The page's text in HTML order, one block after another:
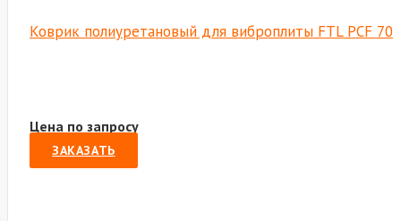
Коврик полиуретановый для виброплиты FTL PCF 70
Цена по запросу
ЗАКАЗАТЬ